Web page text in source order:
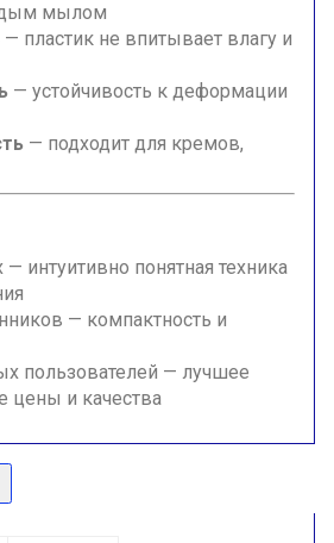
мылом
— пластик не впитывает влагу и
— устойчивость к деформации
— подходит для кремов,
интуитивно понятная техника
— компактность и
пользователей — лучшее
цены и качества